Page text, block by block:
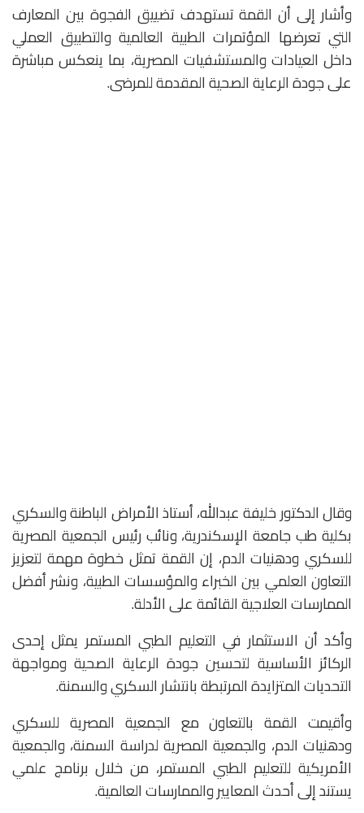
وأشار إلى أن القمة تستهدف تضييق الفجوة بين المعارف
التي تعرضها المؤتمرات الطبية العالمية والتطبيق العملي
داخل العيادات والمستشفيات المصرية، بما ينعكس مباشرة
على جودة الرعاية الصحية المقدمة للمرضى.
وقال الدكتور خليفة عبدالله، أستاذ الأمراض الباطنة والسكري
بكلية طب جامعة الإسكندرية، ونائب رئيس الجمعية المصرية
للسكري ودهنيات الدم، إن القمة تمثل خطوة مهمة لتعزيز
التعاون العلمي بين الخبراء والمؤسسات الطبية، ونشر أفضل
الممارسات العلاجية القائمة على الأدلة.
وأكد أن الاستثمار في التعليم الطبي المستمر يمثل إحدى
الركائز الأساسية لتحسين جودة الرعاية الصحية ومواجهة
التحديات المتزايدة المرتبطة بانتشار السكري والسمنة.
وأقيمت القمة بالتعاون مع الجمعية المصرية للسكري
ودهنيات الدم، والجمعية المصرية لدراسة السمنة، والجمعية
الأمريكية للتعليم الطبي المستمر، من خلال برنامج علمي
يستند إلى أحدث المعايير والممارسات العالمية.